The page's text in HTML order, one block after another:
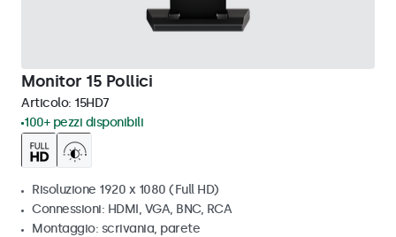
Monitor 15 Pollici
Articolo: 15HD7
100+ pezzi disponibili
Risoluzione 1920 x 1080 (Full HD)
Connessioni: HDMI, VGA, BNC, RCA
Montaggio: scrivania, parete